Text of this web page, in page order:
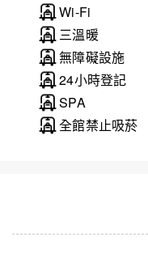
Wi-Fi
三溫暖
無障礙設施
24小時登記
SPA
全館禁止吸菸